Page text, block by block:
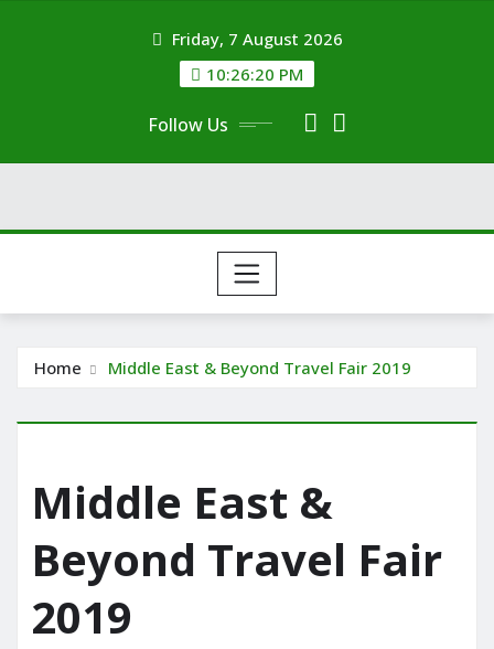
Friday, 7 August 2026
10:26:20 PM
Follow Us
Home Middle East & Beyond Travel Fair 2019
Middle East &
Beyond Travel Fair
2019